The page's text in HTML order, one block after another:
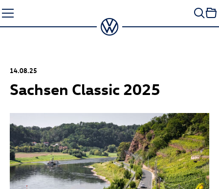
Seiteninhalt
springen
14.08.25
Sachsen Classic 2025